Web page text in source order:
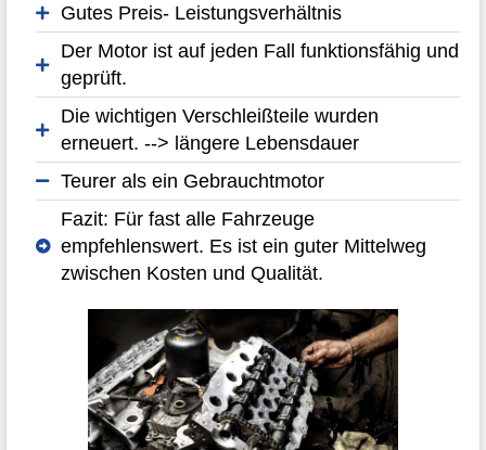
Gutes Preis- Leistungsverhältnis
Der Motor ist auf jeden Fall funktionsfähig und
geprüft.
Die wichtigen Verschleißteile wurden
erneuert. --> längere Lebensdauer
Teurer als ein Gebrauchtmotor
Fazit: Für fast alle Fahrzeuge
empfehlenswert. Es ist ein guter Mittelweg
zwischen Kosten und Qualität.